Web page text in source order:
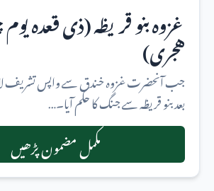
هجری)
جب آنحضرت غزوہ خندق سے واپس تشریف
بعد بنو قریظه سے جنگ کا حکم آیا۔…
مکمل مضمون پڑھیں